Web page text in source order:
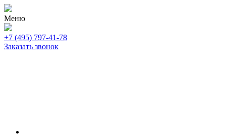
Меню
+7 (495) 797-41-78
Заказать звонок